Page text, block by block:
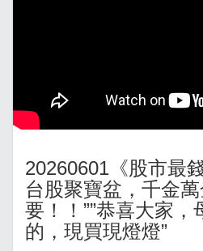
20260601《股市最
台股聚寶盆，千金
要！！””恭喜大家，
的，現買現燈燈”